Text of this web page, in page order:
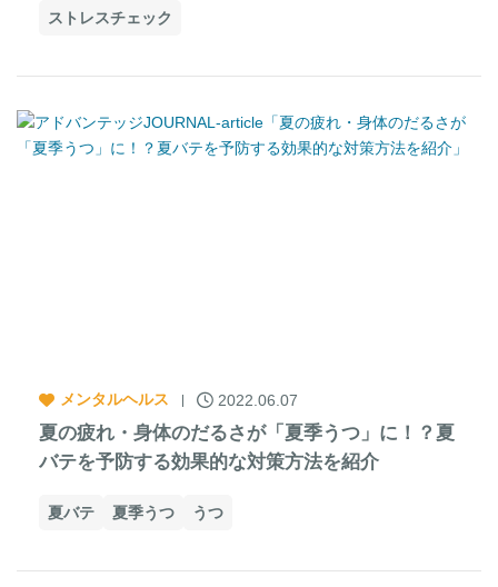
ストレスチェック
メンタルヘルス 2022.06.07
夏の疲れ・身体のだるさが「夏季うつ」に！？夏
バテを予防する効果的な対策方法を紹介
夏バテ 夏季うつ うつ